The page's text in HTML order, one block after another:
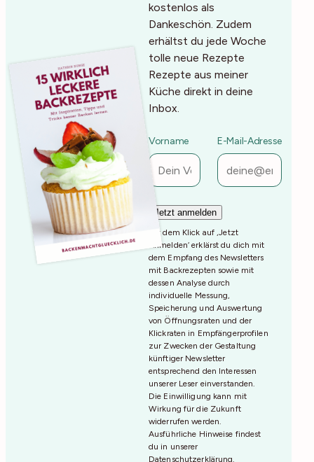
kostenlos als
Dankeschön. Zudem
erhältst du jede Woche
tolle neue Rezepte
Rezepte aus meiner
Küche direkt in deine
Inbox.
Vorname E-Mail-Adresse
Mit dem Klick auf ‚Jetzt
Anmelden‘ erklärst du dich mit
dem Empfang des Newsletters
mit Backrezepten sowie mit
dessen Analyse durch
individuelle Messung,
Speicherung und Auswertung
von Öffnungsraten und der
Klickraten in Empfängerprofilen
zur Zwecken der Gestaltung
künftiger Newsletter
entsprechend den Interessen
unserer Leser einverstanden.
Die Einwilligung kann mit
Wirkung für die Zukunft
widerrufen werden.
Ausführliche Hinweise findest
du in unserer
Datenschutzerklärung.